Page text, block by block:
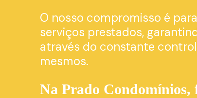
O nosso compromisso é
serviços prestados,
através do constante
mesmos.
Na Prado Condomínios,